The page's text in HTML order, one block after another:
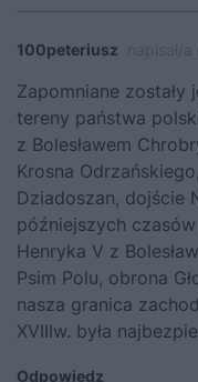
100peteriusz
Zapomniane
tereny państwa
z Bolesławem
Krosna
Dziadoszan, dojście
późniejszych
Henryka V z
Psim Polu, obrona
nasza granica
XVIIIw. była
Odpowiedz